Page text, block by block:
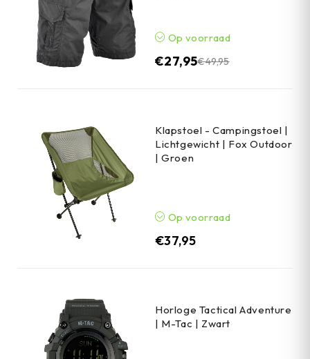
Op voorraad
€49,95
€27,95
Klapstoel - Campingstoel |
Lichtgewicht | Fox Outdoor
| Groen
Op voorraad
€37,95
Horloge Tactical Adventure
| M-Tac | Zwart